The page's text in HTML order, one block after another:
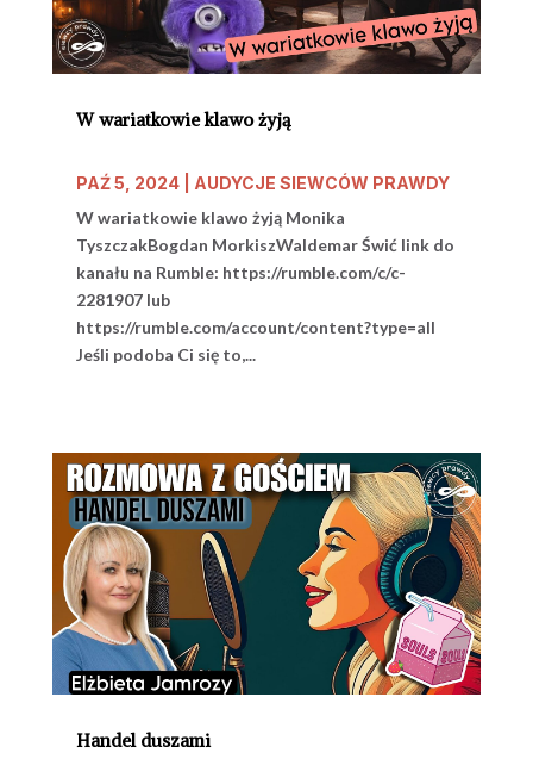
W wariatkowie klawo żyją
PAŹ 5, 2024| AUDYCJE SIEWCÓW PRAWDY
W wariatkowie klawo żyją Monika
TyszczakBogdan MorkiszWaldemar Świć link do
kanału na Rumble: https://rumble.com/c/c-
2281907 lub
https://rumble.com/account/content?type=all
Jeśli podoba Ci się to,...
Handel duszami